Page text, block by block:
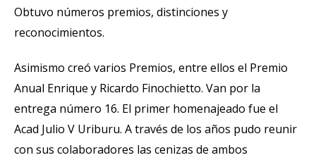
Obtuvo números premios, distinciones y
reconocimientos.
Asimismo creó varios Premios, entre ellos el Premio
Anual Enrique y Ricardo Finochietto. Van por la
entrega número 16. El primer homenajeado fue el
Acad Julio V Uriburu. A través de los años pudo reunir
con sus colaboradores las cenizas de ambos